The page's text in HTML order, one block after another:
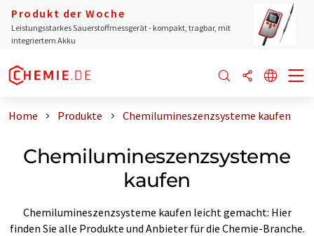
Produkt der Woche
Leistungsstarkes Sauerstoffmessgerät - kompakt, tragbar, mit
integriertem Akku
Home Produkte Chemilumineszenzsysteme kaufen
Chemilumineszenzsysteme
kaufen
Chemilumineszenzsysteme kaufen leicht gemacht: Hier
finden Sie alle Produkte und Anbieter für die Chemie-Branche.